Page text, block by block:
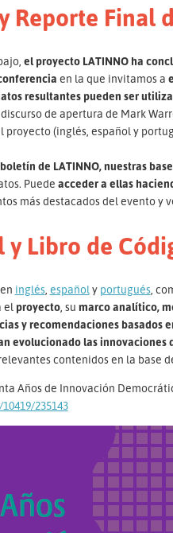
Reporte Final
el proyecto LATINNO ha
en la que invitamos a
resultantes pueden ser
de apertura de Mark
proyecto (inglés, español y
de LATINNO, nuestras
Puede acceder a ellas
más destacados del evento y
y Libro de
inglés, español y portugués,
el proyecto, su marco analítico,
y recomendaciones basados
evolucionado las innovaciones
contenidos en la base
Años de Innovación
235143